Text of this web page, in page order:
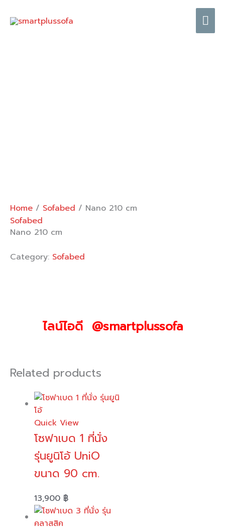
Home / Sofabed / Nano 210 cm
Sofabed
Nano 210 cm
Category: Sofabed
ไลน์ไอดี @smartplussofa
Related products
Quick View
โซฟาเบด 1 ที่นั่ง
รุ่นยูนิโอ้ UniO
ขนาด 90 cm.
13,900 ฿